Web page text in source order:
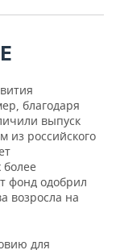
благодаря
выпуск
из российского
более
фонд одобрил
возросла на
для